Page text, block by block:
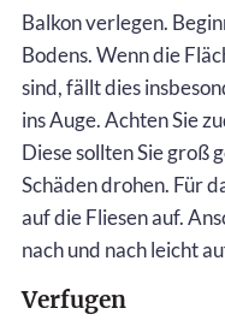
Balkon verlegen.
Bodens. Wenn die
sind, fällt dies
ins Auge. Achten Sie
Diese sollten Sie groß
Schäden drohen. Für
auf die Fliesen auf.
nach und nach leicht
Verfugen